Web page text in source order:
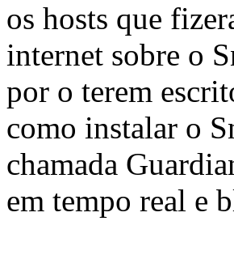
os hosts que
internet sobre o
por o terem
como instalar o
chamada
em tempo real e